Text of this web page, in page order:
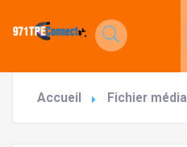
Accueil Fichier média